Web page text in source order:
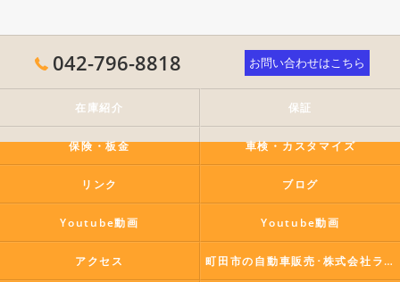
042-796-8818 お問い合わせはこちら
在庫紹介 保証
保険・板金 車検・カスタマイズ
リンク ブログ
Youtube動画 Youtube動画
アクセス 町田市の自動車販売･株式会社ラポールコーポレーションの口コミ情報